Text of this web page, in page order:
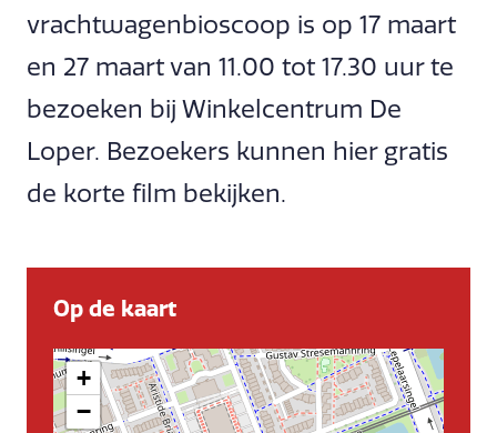
vrachtwagenbioscoop is op 17 maart
en 27 maart van 11.00 tot 17.30 uur te
bezoeken bij Winkelcentrum De
Loper. Bezoekers kunnen hier gratis
de korte film bekijken.
Op de kaart
+
−